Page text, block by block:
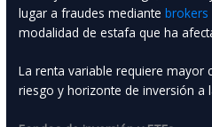
lugar a fraudes mediantebrokers
modalidad de estafa que ha
La renta variable requiere mayor
riesgo y horizonte de inversión a